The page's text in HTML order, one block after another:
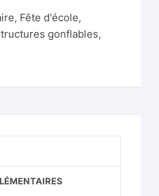
, Fête d'école,
gonflables,